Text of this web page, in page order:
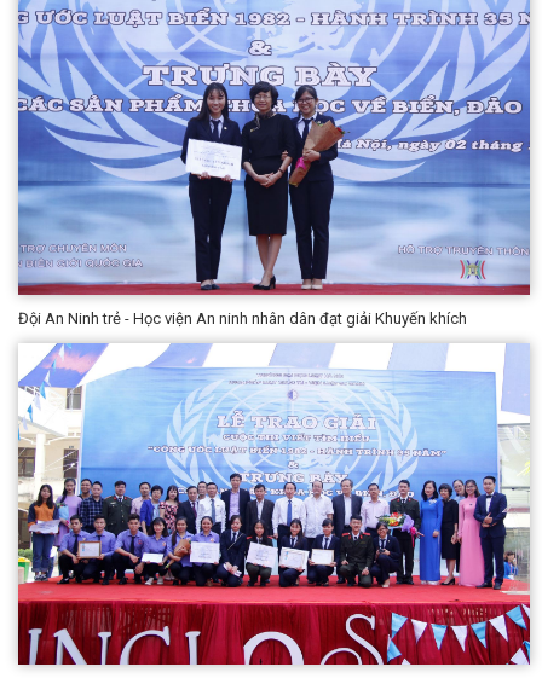
Đội An Ninh trẻ - Học viện An ninh nhân dân đạt giải Khuyến khích